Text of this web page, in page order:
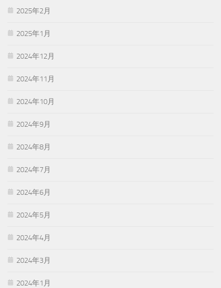
2025年2月
2025年1月
2024年12月
2024年11月
2024年10月
2024年9月
2024年8月
2024年7月
2024年6月
2024年5月
2024年4月
2024年3月
2024年1月